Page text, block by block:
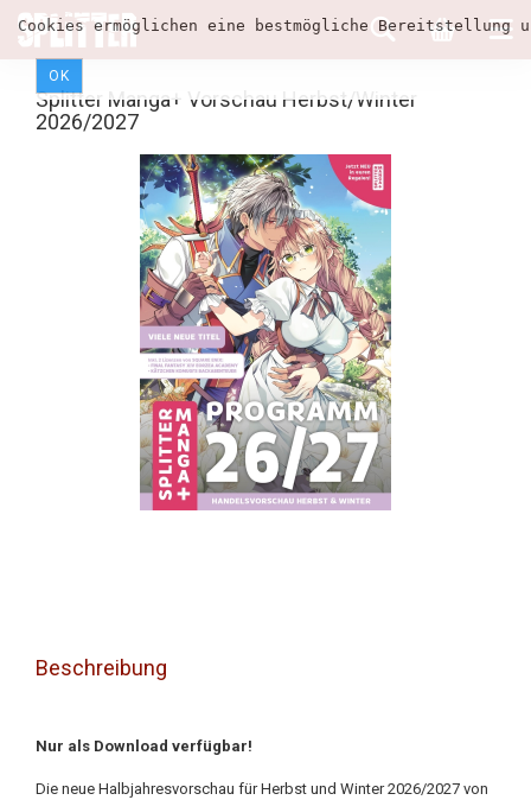
Cookies ermöglichen eine bestmögliche
OK
Splitter Manga+ Vorschau Herbst/Winter
2026/2027
Beschreibung
Nur als Download verfügbar!
Die neue Halbjahresvorschau für Herbst und Winter 2026/2027 von